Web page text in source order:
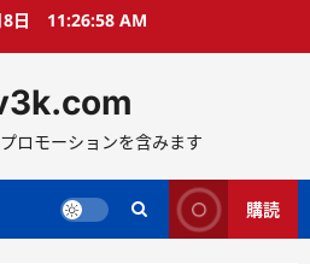
日 11:26:59 AM
ロモーションを含みます
購読